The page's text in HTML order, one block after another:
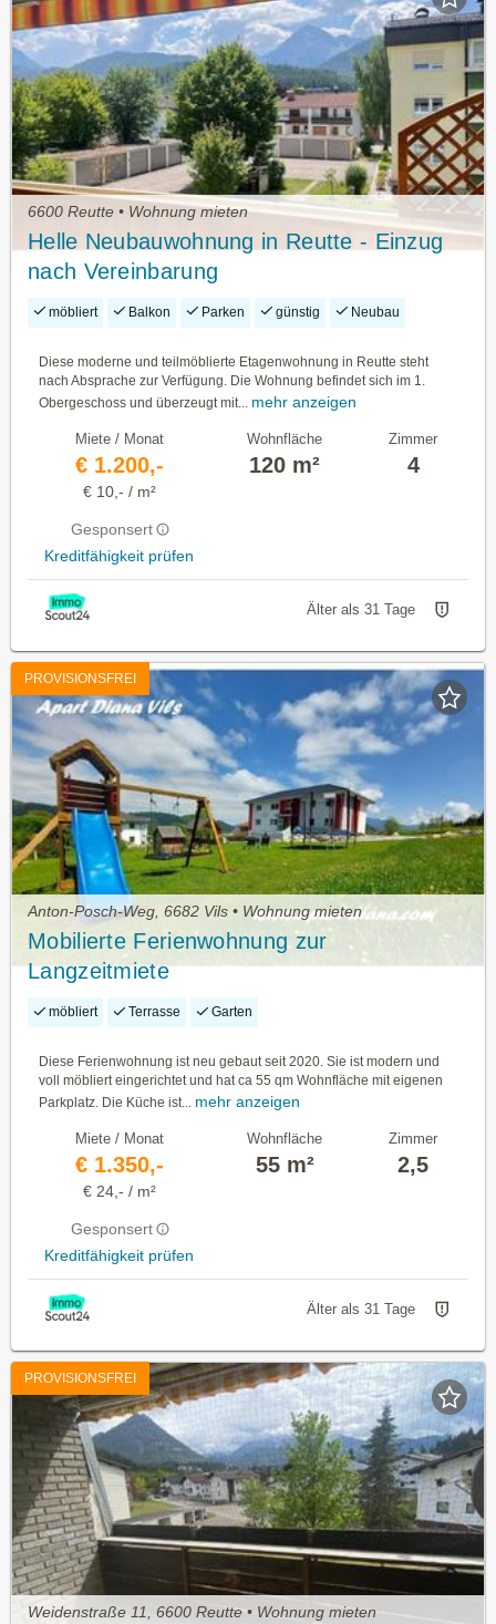
6600 Reutte • Wohnung mieten
Helle Neubauwohnung in Reutte - Einzug
nach Vereinbarung
möbliert Balkon Parken günstig Neubau
Diese moderne und teilmöblierte Etagenwohnung in Reutte steht
nach Absprache zur Verfügung. Die Wohnung befindet sich im 1.
Obergeschoss und überzeugt mit...
mehr anzeigen
Miete / Monat
€ 1.200,-
€ 10,- / m²
Gesponsert
Kreditfähigkeit prüfen
Wohnfläche
120 m²
Zimmer
4
Älter als 31 Tage
PROVISIONSFREI
Anton-Posch-Weg, 6682 Vils • Wohnung mieten
Mobilierte Ferienwohnung zur
Langzeitmiete
möbliert Terrasse Garten
Diese Ferienwohnung ist neu gebaut seit 2020. Sie ist modern und
voll möbliert eingerichtet und hat ca 55 qm Wohnfläche mit eigenen
Parkplatz. Die Küche ist... mehr anzeigen
Miete / Monat
€ 1.350,-
€ 24,- / m²
Gesponsert
Kreditfähigkeit prüfen
Wohnfläche
55 m²
Zimmer
2,5
Älter als 31 Tage
PROVISIONSFREI
Weidenstraße 11, 6600 Reutte • Wohnung mieten